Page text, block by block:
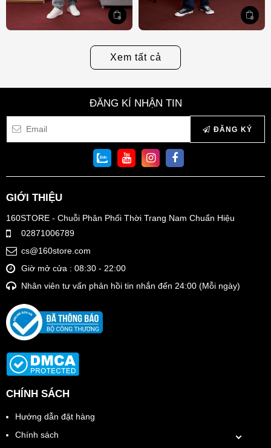
Xem tất cả
ĐĂNG KÍ NHẬN TIN
ĐĂNG KÝ
GIỚI THIỆU
160STORE - Chuỗi Phân Phối Thời Trang Nam Chuẩn Hiệu
02871006789
cs@160store.com
Giờ mở cửa : 08:30 - 22:00
Nhân viên tư vấn phản hồi tin nhắn đến 24:00 (Mỗi ngày)
CHÍNH SÁCH
Hướng dẫn đặt hàng
Chính sách